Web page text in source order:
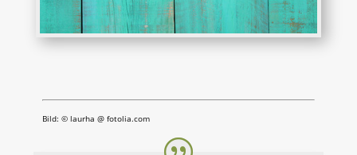
Bild: © laurha @ fotolia.com